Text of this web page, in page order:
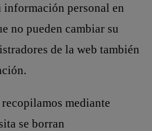
información personal en
no pueden cambiar su
de la web también
mediante
se borran